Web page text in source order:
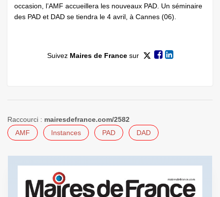
occasion, l’AMF accueillera les nouveaux PAD. Un séminaire
des PAD et DAD se tiendra le 4 avril, à Cannes (06).
Suivez Maires de Francesur
Raccourci : mairesdefrance.com/2582
AMF
Instances PAD DAD